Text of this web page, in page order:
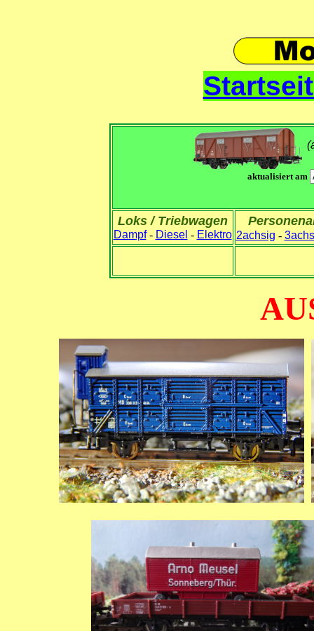
aktualisiert am
Loks / Triebwagen
Dampf- Diesel - Elektro 2achsig -